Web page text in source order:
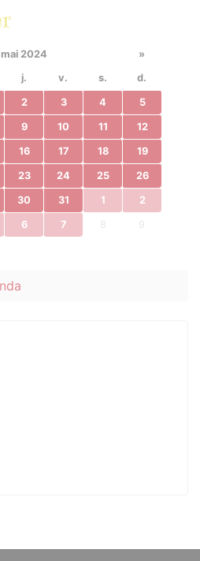
mai 2024
»
j. v. s. d.
2 3 4 5
9 10 11 12
16 17 18 19
23 24 25 26
30 31 1 2
6 7 8 9